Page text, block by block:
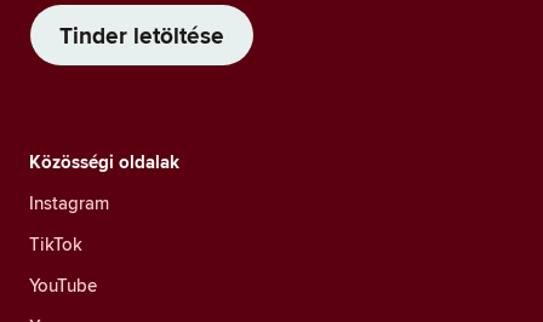
Tinder letöltése
Közösségi oldalak
Instagram
TikTok
YouTube